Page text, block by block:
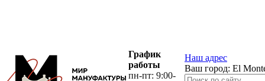
График
работы
пн-пт: 9:00-
Наш адрес
Ваш город: El